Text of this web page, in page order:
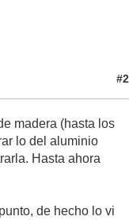
#2
madera (hasta los
lo del aluminio
Hasta ahora
de hecho lo vi